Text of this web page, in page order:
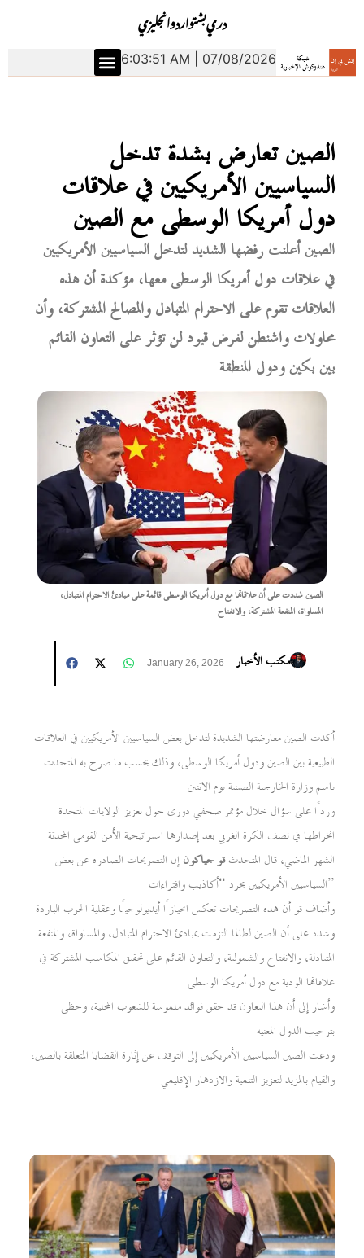
انجليزياردوبشتودري
6:03:52 AM | 07/08/2026
الصين تعارض بشدة تدخل
السياسيين الأمريكيين في علاقات
دول أمريكا الوسطى مع الصين
الصين أعلنت رفضها الشديد لتدخل السياسيين الأمريكيين
في علاقات دول أمريكا الوسطى معها، مؤكدة أن هذه
العلاقات تقوم على الاحترام المتبادل والمصالح المشتركة، وأن
محاولات واشنطن لفرض قيود لن تؤثر على التعاون القائم
بين بكين ودول المنطقة
الصين شددت على أن علاقاتها مع دول أمريكا الوسطى قائمة على مبادئ الاحترام المتبادل،
المساواة، المنفعة المشتركة، والانفتاح
مكتب الأخبار January 26, 2026
أكدت الصين معارضتها الشديدة لتدخل بعض السياسيين الأمريكيين في العلاقات
الطبيعية بين الصين ودول أمريكا الوسطى، وذلك بحسب ما صرح به المتحدث
باسم وزارة الخارجية الصينية يوم الاثنين
وردًا على سؤال خلال مؤتمر صحفي دوري حول تعزيز الولايات المتحدة
انخراطها في نصف الكرة الغربي بعد إصدارها استراتيجية الأمن القومي المحدثة
الشهر الماضي، قال المتحدثقو جياكونإن التصريحات الصادرة عن بعض
السياسيين الأمريكيين مجرد “أكاذيب وافتراءات”
وأضاف قو أن هذه التصريحات تعكس انحيازًا أيديولوجيًا وعقلية الحرب الباردة
وشدد على أن الصين لطالما التزمت بمبادئ الاحترام المتبادل، والمساواة، والمنفعة
المتبادلة، والانفتاح والشمولية، والتعاون القائم على تحقيق المكاسب المشتركة في
علاقاتها الودية مع دول أمريكا الوسطى
وأشار إلى أن هذا التعاون قد حقق فوائد ملموسة للشعوب المحلية، وحظي
بترحيب الدول المعنية
ودعت الصين السياسيين الأمريكيين إلى التوقف عن إثارة القضايا المتعلقة بالصين،
والقيام بالمزيد لتعزيز التنمية والازدهار الإقليمي